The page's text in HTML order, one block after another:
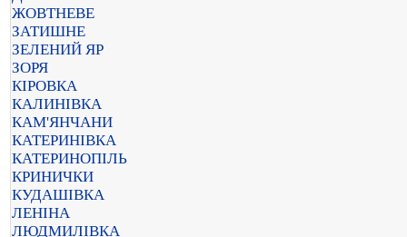
ЖОВТНЕВЕ
ЗАТИШНЕ
ЗЕЛЕНИЙ ЯР
ЗОРЯ
КІРОВКА
КАЛИНІВКА
КАМ'ЯНЧАНИ
КАТЕРИНІВКА
КАТЕРИНОПІЛЬ
КРИНИЧКИ
КУДАШІВКА
ЛЕНІНА
ЛЮДМИЛІВКА